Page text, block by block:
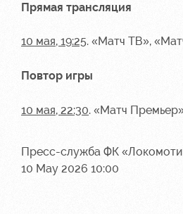
Прямая трансляция
10 мая, 19:25. «Матч ТВ»,
Повтор игры
10 мая, 22:30. «Матч
Пресс-служба ФК
10 May 2026 10:00